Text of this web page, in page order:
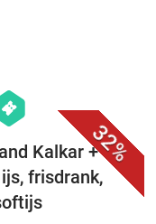
32%
events
Kalkar +
frisdrank,